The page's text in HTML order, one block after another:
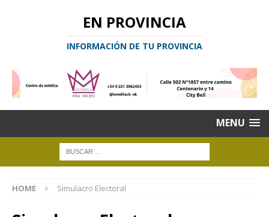
EN PROVINCIA
INFORMACIÓN DE TU PROVINCIA
MENU
HOME Simulacro Electoral